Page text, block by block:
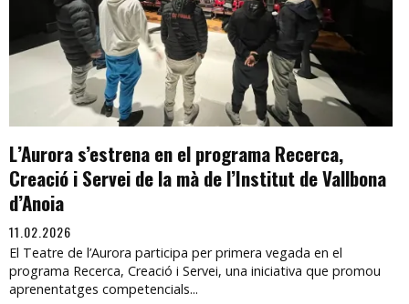
L’Aurora s’estrena en el programa Recerca,
Creació i Servei de la mà de l’Institut de Vallbona
d’Anoia
11.02.2026
El Teatre de l’Aurora participa per primera vegada en el
programa Recerca, Creació i Servei, una iniciativa que promou
aprenentatges competencials...